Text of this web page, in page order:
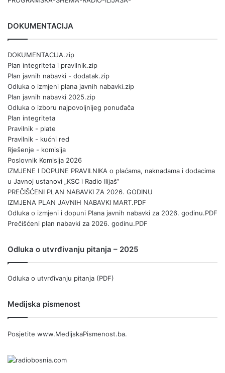
DOKUMENTACIJA
DOKUMENTACIJA.zip
Plan integriteta i pravilnik.zip
Plan javnih nabavki - dodatak.zip
Odluka o izmjeni plana javnih nabavki.zip
Plan javnih nabavki 2025.zip
Odluka o izboru najpovoljnijeg ponuđača
Plan integriteta
Pravilnik - plate
Pravilnik - kućni red
Rješenje - komisija
Poslovnik Komisija 2026
IZMJENE I DOPUNE PRAVILNIKA o plaćama, naknadama i dodacima
u Javnoj ustanovi „KSC i Radio Ilijaš“
PREČIŠĆENI PLAN NABAVKI ZA 2026. GODINU
IZMJENA PLAN JAVNIH NABAVKI MART.PDF
Odluka o izmjeni i dopuni Plana javnih nabavki za 2026. godinu.PDF
Prečišćeni plan nabavki za 2026. godinu.PDF
Odluka o utvrđivanju pitanja – 2025
Odluka o utvrđivanju pitanja (PDF)
Medijska pismenost
Posjetite www.MedijskaPismenost.ba.